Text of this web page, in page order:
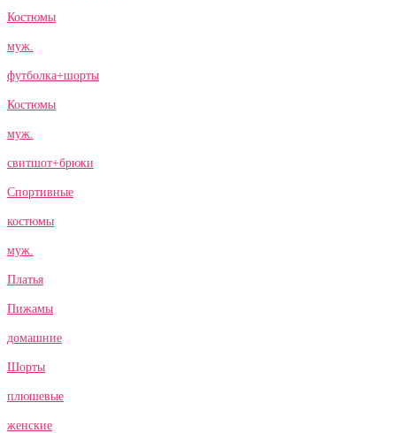
Костюмы
муж.
футболка+шорты
Костюмы
муж.
свитшот+брюки
Спортивные
костюмы
муж.
Платья
Пижамы
домашние
Шорты
плюшевые
женские